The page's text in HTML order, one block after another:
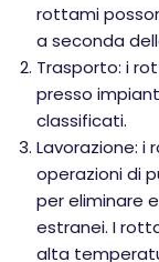
rottami
a seconda
Trasporto: i
presso
classificati.
Lavorazione:
operazioni di
per eliminare
estranei. I
alta